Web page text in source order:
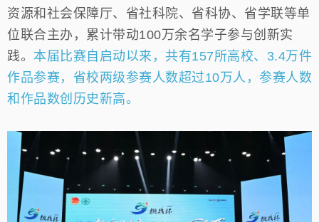
资源和社会保障厅、省社科院、省科协、省学联等单
位联合主办，累计带动100万余名学子参与创新实
践。 本届比赛自启动以来，共有157所高校、3.4万件
作品参赛，省校两级参赛人数超过10万人，参赛人数
和作品数创历史新高。